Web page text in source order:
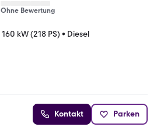
Ohne Bewertung
160 kW (218 PS) • Diesel
Kontakt Parken